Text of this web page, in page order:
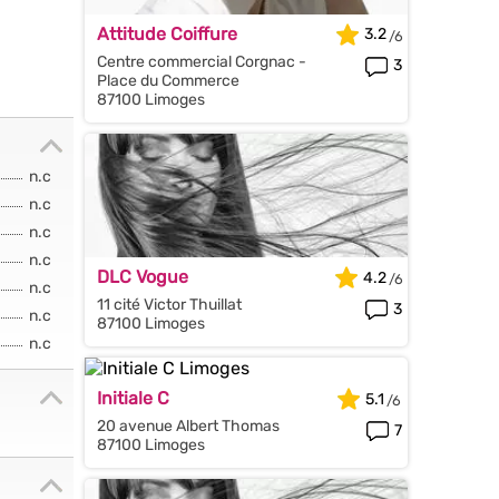
n.c
n.c
n.c
n.c
n.c
n.c
n.c
Attitude Coiffure
Centre commercial Corgnac -
Place du Commerce
87100 Limoges
3.2
3
DLC Vogue
11 cité Victor Thuillat
87100 Limoges
4.2
3
Initiale C
20 avenue Albert Thomas
87100 Limoges
5.1
7